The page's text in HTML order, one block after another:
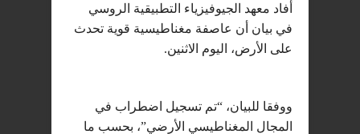
أفاد معهد الجيوفيزياء التطبيقية الروسي
في بيان أن عاصفة مغناطيسية قوية تحدث
على الأرض، اليوم الاثنين.
ووفقا للبيان، “تم تسجيل اضطراب في
المجال المغناطيسي الأرضي”، بحسب ما